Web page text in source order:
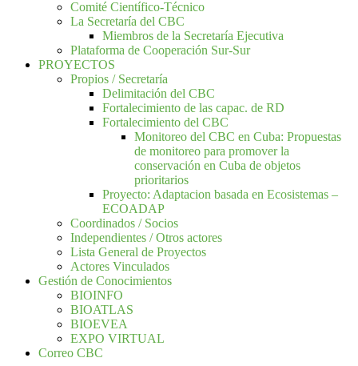
Comité Científico-Técnico
La Secretaría del CBC
Miembros de la Secretaría Ejecutiva
Plataforma de Cooperación Sur-Sur
PROYECTOS
Propios / Secretaría
Delimitación del CBC
Fortalecimiento de las capac. de RD
Fortalecimiento del CBC
Monitoreo del CBC en Cuba: Propuestas
de monitoreo para promover la
conservación en Cuba de objetos
prioritarios
Proyecto: Adaptacion basada en Ecosistemas –
ECOADAP
Coordinados / Socios
Independientes / Otros actores
Lista General de Proyectos
Actores Vinculados
Gestión de Conocimientos
BIOINFO
BIOATLAS
BIOEVEA
EXPO VIRTUAL
Correo CBC